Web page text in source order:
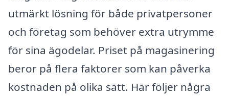
utmärkt lösning för både privatpersoner
och företag som behöver extra utrymme
för sina ägodelar. Priset på magasinering
beror på flera faktorer som kan påverka
kostnaden på olika sätt. Här följer några